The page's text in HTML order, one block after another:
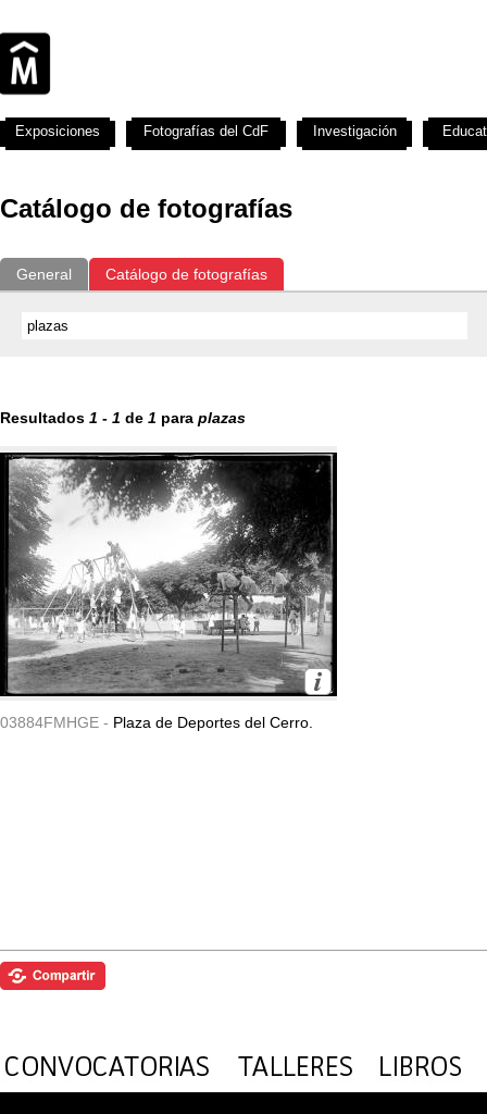
Catálogo de fotografías
General Catálogo de fotografías
Resultados 1 - 1 de 1 para plazas
03884FMHGE - Plaza de Deportes del Cerro.
Exposiciones Fotografías del CdF Investigación